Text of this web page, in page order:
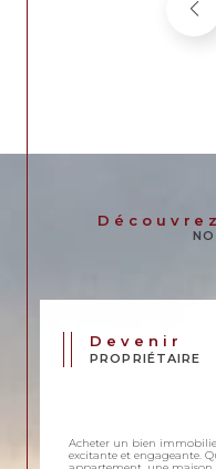
Devenir
PROPRIÉTAIRE
Acheter un bien
excitante et engageante.